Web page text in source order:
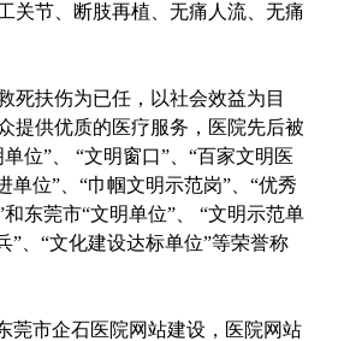
关节、断肢再植、无痛人流、无痛
死扶伤为已任，以社会效益为目
提供优质的医疗服务，医院先后被
位”、
“文明窗口”、“百家文明医
单位”、“巾帼文明示范岗”、“优秀
东莞市“文明单位”、
“文明示范单
”、“文化建设达标单位”等荣誉称
莞市企石医院网站建设，医院网站